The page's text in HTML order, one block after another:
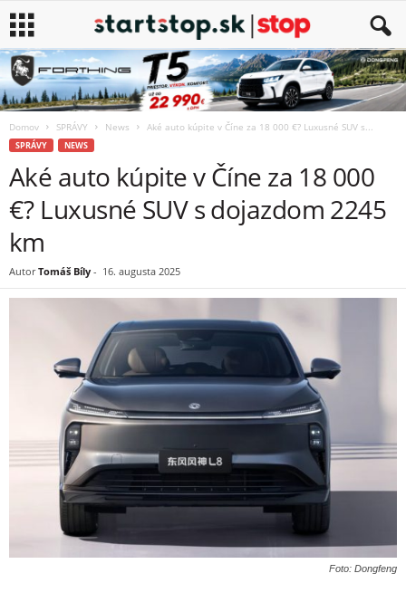
Domov SPRÁVY News Aké auto kúpite v Číne za 18 000 €? Luxusné SUV s...
SPRÁVY NEWS
Aké auto kúpite v Číne za 18 000
€? Luxusné SUV s dojazdom 2245
km
Autor Tomáš Bíly - 16. augusta 2025
Foto: Dongfeng